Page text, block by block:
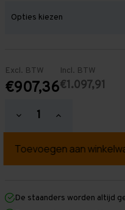
Excl. BTW
€907,36
Incl. BTW
€1.097,91
Hoeveelheid
verlagen
Grootvakstelling
mm
mm
Hoeveelheid
verhogen
mm
mm
De staanders worden altijd